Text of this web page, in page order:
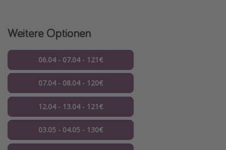
Weitere Optionen
06.04 - 07.04 - 121€
07.04 - 08.04 - 120€
12.04 - 13.04 - 121€
03.05 - 04.05 - 130€